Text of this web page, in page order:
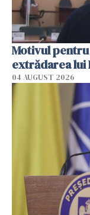
Motivul
extrădarea lui
04 AUGUST 2026